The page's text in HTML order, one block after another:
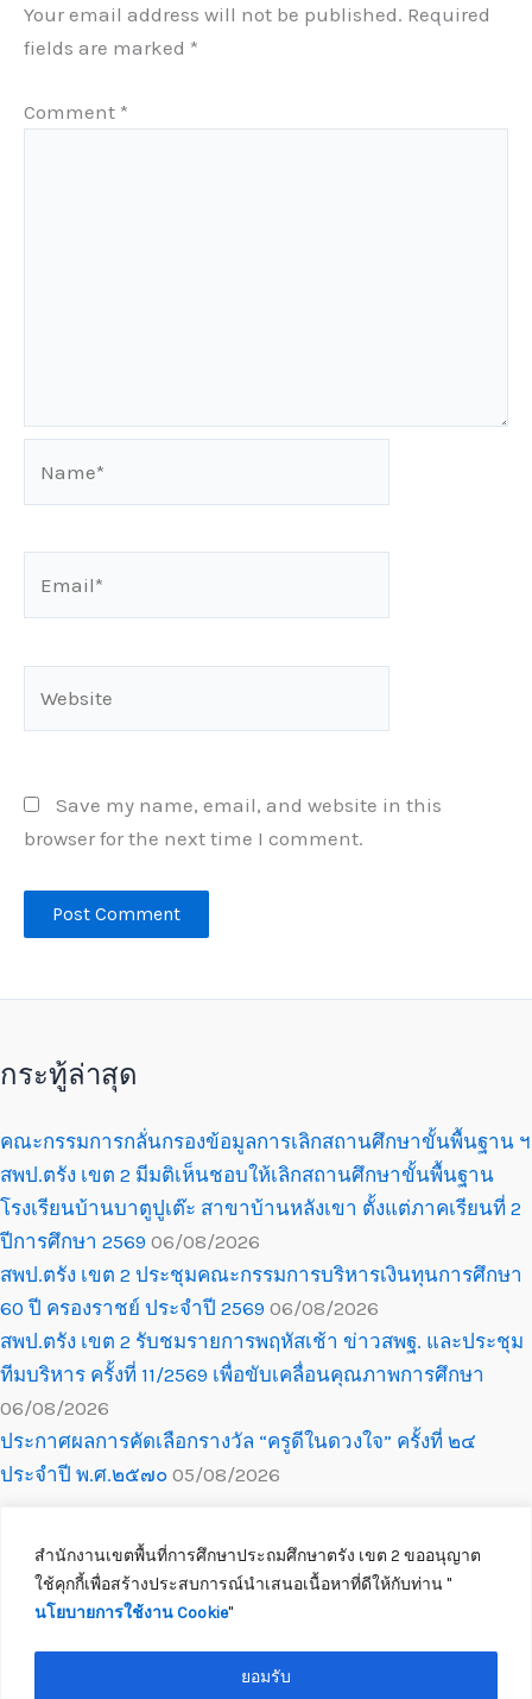
สำนักงานเขตพื้นที่การศึกษาประถมศึกษาตรัง เขต 2 ขออนุญาต
ใช้คุกกี้เพื่อสร้างประสบการณ์นำเสนอเนื้อหาที่ดีให้กับท่าน ''
นโยบายการใช้งาน Cookie''
ยอมรับ
Your email address will not be published. Required
fields are marked *
Comment *
Save my name, email, and website in this
browser for the next time I comment.
กระทู้ล่าสุด
คณะกรรมการกลั่นกรองข้อมูลการเลิกสถานศึกษาขั้นพื้นฐาน ฯ
สพป.ตรัง เขต 2 มีมติเห็นชอบให้เลิกสถานศึกษาขั้นพื้นฐาน
โรงเรียนบ้านบาตูปูเต๊ะ สาขาบ้านหลังเขา ตั้งแต่ภาคเรียนที่ 2
ปีการศึกษา 2569 06/08/2026
สพป.ตรัง เขต 2 ประชุมคณะกรรมการบริหารเงินทุนการศึกษา
60 ปี ครองราชย์ ประจำปี 2569 06/08/2026
สพป.ตรัง เขต 2 รับชมรายการพฤหัสเช้า ข่าวสพฐ. และประชุม
ทีมบริหาร ครั้งที่ 11/2569 เพื่อขับเคลื่อนคุณภาพการศึกษา
06/08/2026
ประกาศผลการคัดเลือกรางวัล “ครูดีในดวงใจ” ครั้งที่ ๒๔
ประจำปี พ.ศ.๒๕๗๐ 05/08/2026
Copyright © 2026 สำนักงานเขตพื้นที่การศึกษาประถมศึกษาตรัง เขต 2